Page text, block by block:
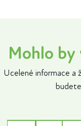
Mohlo by
Ucelené informace a